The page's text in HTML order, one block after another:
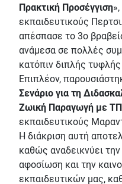
Πρακτική Προσέγγιση
εκπαιδευτικούς
απέσπασε το 3ο
ανάμεσα σε πολλές
κατόπιν διπλής
Επιπλέον,
Σενάριο για τη
Ζωική Παραγωγή με
εκπαιδευτικούς
Η διάκριση αυτή
καθώς αναδεικνύει
αφοσίωση και την
εκπαιδευτικών μας,